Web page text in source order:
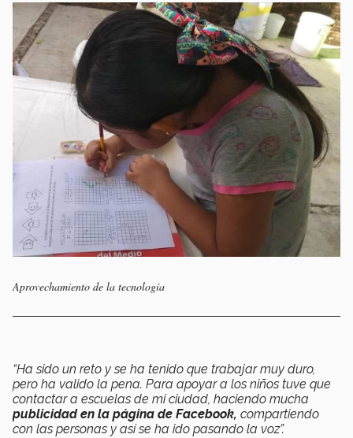
Aprovechamiento de la tecnología
“Ha sido un reto y se ha tenido que trabajar muy duro,
pero ha valido la pena. Para apoyar a los niños tuve que
contactar a escuelas de mi ciudad, haciendo mucha
publicidad en la página de Facebook, compartiendo
con las personas y así se ha ido pasando la voz”.